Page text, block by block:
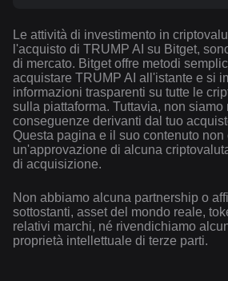
Le attività di investimento in
l'acquisto di TRUMP AI su Bitget,
di mercato. Bitget offre metodi
acquistare TRUMP AI all'istante e si
informazioni trasparenti su tutte le
sulla piattaforma. Tuttavia, non
conseguenze derivanti dal tuo
Questa pagina e il suo contenuto
un'approvazione di alcuna
di acquisizione.
Non abbiamo alcuna partnership o
sottostanti, asset del mondo reale,
relativi marchi, né rivendichiamo
proprietà intellettuale di terze parti.